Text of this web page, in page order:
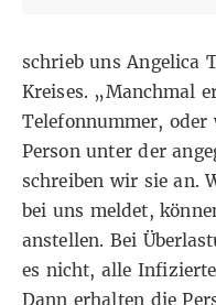
schrieb uns Angelica
Kreises. „Manchmal
Telefonnummer,
Person unter der
schreiben wir sie an.
bei uns meldet,
anstellen. Bei
es nicht, alle
Dann erhalten die